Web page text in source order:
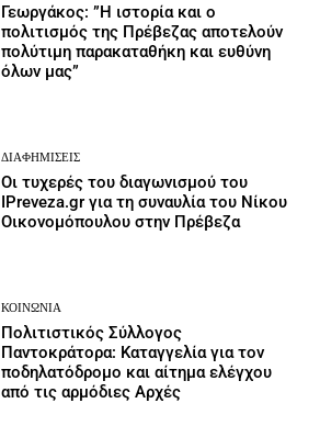
Γεωργάκος: ”Η ιστορία και ο
πολιτισμός της Πρέβεζας αποτελούν
πολύτιμη παρακαταθήκη και ευθύνη
όλων μας”
ΔΙΑΦΗΜΊΣΕΙΣ
Οι τυχερές του διαγωνισμού του
IPreveza.gr για τη συναυλία του Νίκου
Οικονομόπουλου στην Πρέβεζα
ΚΟΙΝΩΝΙΑ
Πολιτιστικός Σύλλογος
Παντοκράτορα: Καταγγελία για τον
ποδηλατόδρομο και αίτημα ελέγχου
από τις αρμόδιες Αρχές